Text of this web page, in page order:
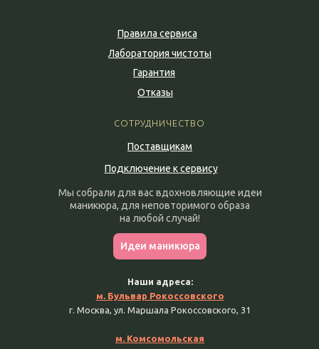
Поставщикам
СОТРУДНИЧЕСТВО
Мы собрали для вас вдохновляющие идеи
маникюра, для неповторимого образа
на любой случай!
Идеи маникюра
Наши адреса:
м. Бульвар Рокоссовского
г. Москва, ул. Маршала Рокоссовского, 31
м. Комсомольская
Подключение к сервису
Правила сервиса
Отказы
Лаборатория чистоты
Гарантия